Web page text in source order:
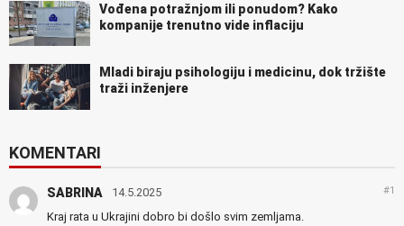
Vođena potražnjom ili ponudom? Kako
kompanije trenutno vide inflaciju
Mladi biraju psihologiju i medicinu, dok tržište
traži inženjere
KOMENTARI
SABRINA 14.5.2025 #1
Kraj rata u Ukrajini dobro bi došlo svim zemljama.